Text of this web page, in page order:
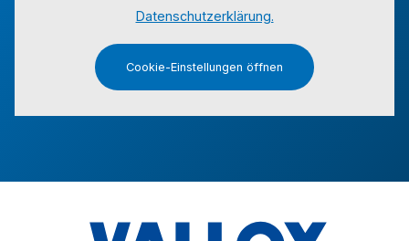
Datenschutzerklärung.
Cookie-Einstellungen öffnen